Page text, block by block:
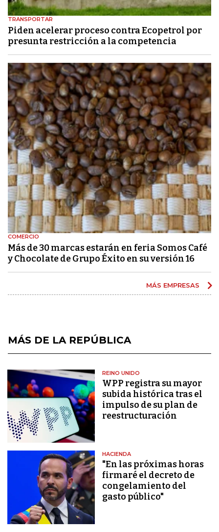
TRANSPORTAR
Piden acelerar proceso contra Ecopetrol por
presunta restricción a la competencia
COMERCIO
Más de 30 marcas estarán en feria Somos Café
y Chocolate de Grupo Éxito en su versión 16
MÁS EMPRESAS
MÁS DE LA REPÚBLICA
REINO UNIDO
WPP registra su mayor
subida histórica tras el
impulso de su plan de
reestructuración
HACIENDA
"En las próximas horas
firmaré el decreto de
congelamiento del
gasto público"